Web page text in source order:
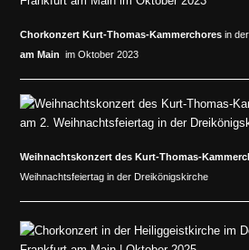
Chorkonzert Kurt-Thomas-Kammerchores in der
am Main im Oktober 2023
Weihnachtskonzert des Kurt-Thomas-
Weihnachtsfeiertag in der Dreikönigskirche